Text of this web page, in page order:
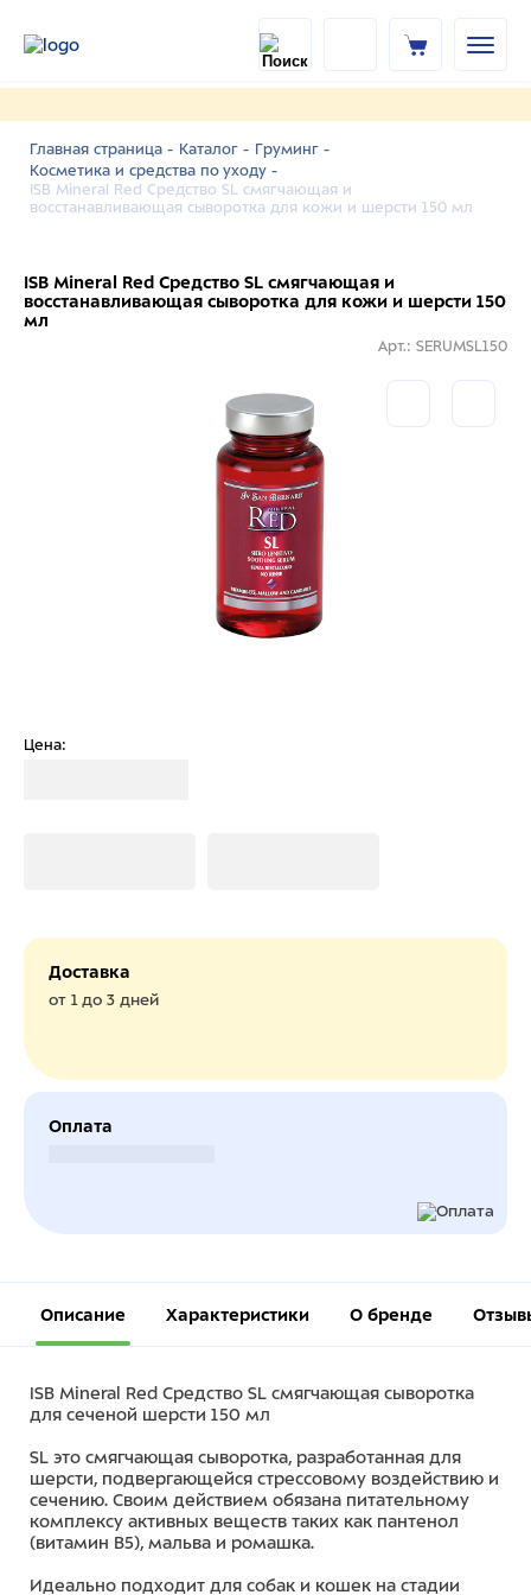
Главная страница - Каталог - Груминг -
Косметика и средства по уходу -
ISB Mineral Red Средство SL смягчающая и
восстанавливающая сыворотка для кожи и шерсти 150 мл
ISB Mineral Red Средство SL смягчающая и
восстанавливающая сыворотка для кожи и шерсти 150
мл
Арт.: SERUMSL150
Цена:
Доставка
от 1 до 3 дней
Оплата
Описание Характеристики О бренде
ISB Mineral Red Средство SL смягчающая сыворотка
для сеченой шерсти 150 мл
SL это смягчающая сыворотка, разработанная для
шерсти, подвергающейся стрессовому воздействию и
сечению. Своим действием обязана питательному
комплексу активных веществ таких как пантенол
(витамин В5), мальва и ромашка.
Идеально подходит для собак и кошек на стадии